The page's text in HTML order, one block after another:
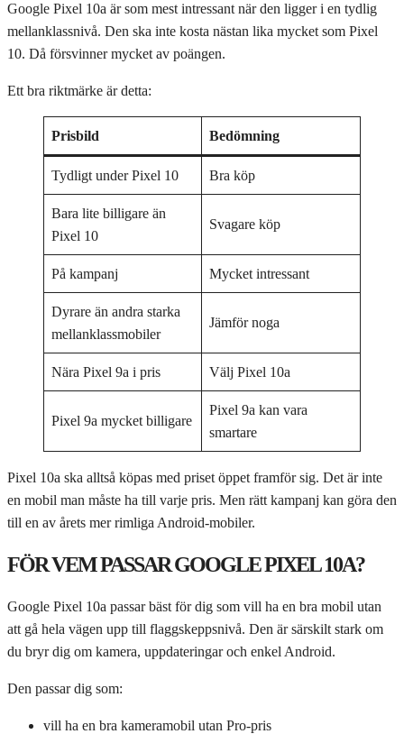
Google Pixel 10a är som mest intressant när den ligger i en tydlig
mellanklassnivå. Den ska inte kosta nästan lika mycket som Pixel
10. Då försvinner mycket av poängen.
Ett bra riktmärke är detta:
Prisbild Bedömning
Tydligt under Pixel 10 Bra köp
Bara lite billigare än
Pixel 10
Svagare köp
På kampanj Mycket intressant
Dyrare än andra starka
mellanklassmobiler
Jämför noga
Nära Pixel 9a i pris Välj Pixel 10a
Pixel 9a mycket billigare
Pixel 9a kan vara
smartare
Pixel 10a ska alltså köpas med priset öppet framför sig. Det är inte
en mobil man måste ha till varje pris. Men rätt kampanj kan göra den
till en av årets mer rimliga Android-mobiler.
FÖR VEM PASSAR GOOGLE PIXEL 10A?
Google Pixel 10a passar bäst för dig som vill ha en bra mobil utan
att gå hela vägen upp till flaggskeppsnivå. Den är särskilt stark om
du bryr dig om kamera, uppdateringar och enkel Android.
Den passar dig som:
vill ha en bra kameramobil utan Pro-pris